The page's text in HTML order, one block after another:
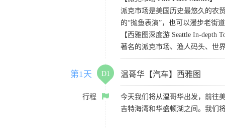
派克市场是美国历史最悠久的农
的“抛鱼表演”，也可以漫步老街
【西雅图深度游 Seattle In-depth
著名的派克市场、渔人码头、世
第1天 D1 温哥华【汽车】西雅图
行程
今天我们将从温哥华出发，前往
吉特海湾和华盛顿湖之间。我们